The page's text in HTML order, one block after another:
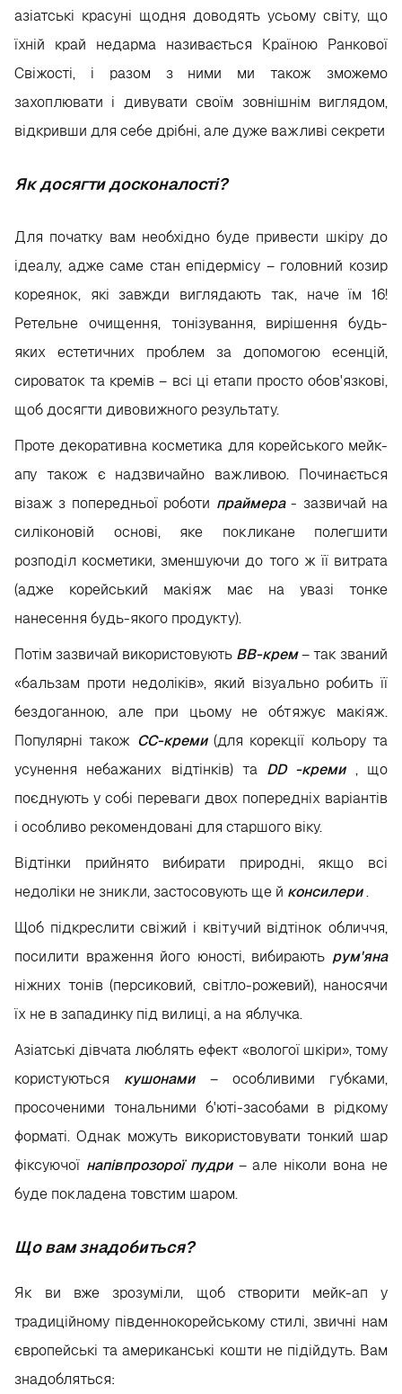
азіатські красуні щодня доводять усьому світу, що
їхній край недарма називається Країною Ранкової
Свіжості, і разом з ними ми також зможемо
захоплювати і дивувати своїм зовнішнім виглядом,
відкривши для себе дрібні, але дуже важливі секрети
Як досягти досконалості?
Для початку вам необхідно буде привести шкіру до
ідеалу, адже саме стан епідермісу – головний козир
кореянок, які завжди виглядають так, наче їм 16!
Ретельне очищення, тонізування, вирішення будь-
яких естетичних проблем за допомогою есенцій,
сироваток та кремів – всі ці етапи просто обов'язкові,
щоб досягти дивовижного результату.
Проте декоративна косметика для корейського мейк-
апу також є надзвичайно важливою. Починається
візаж з попередньої роботи праймера- зазвичай на
силіконовій основі, яке покликане полегшити
розподіл косметики, зменшуючи до того ж її витрата
(адже корейський макіяж має на увазі тонке
нанесення будь-якого продукту).
Потім зазвичай використовують ВВ-крем– так званий
«бальзам проти недоліків», який візуально робить її
бездоганною, але при цьому не обтяжує макіяж.
Популярні також СС-креми(для корекції кольору та
усунення небажаних відтінків) та DD -креми, що
поєднують у собі переваги двох попередніх варіантів
і особливо рекомендовані для старшого віку.
Відтінки прийнято вибирати природні, якщо всі
недоліки не зникли, застосовують ще й консилери.
Щоб підкреслити свіжий і квітучий відтінок обличчя,
посилити враження його юності, вибирають рум'яна
ніжних тонів (персиковий, світло-рожевий), наносячи
їх не в западинку під вилиці, а на яблучка.
Азіатські дівчата люблять ефект «вологої шкіри», тому
користуються кушонами– особливими губками,
просоченими тональними б'юті-засобами в рідкому
форматі. Однак можуть використовувати тонкий шар
фіксуючої напівпрозорої пудри– але ніколи вона не
буде покладена товстим шаром.
Що вам знадобиться?
Як ви вже зрозуміли, щоб створити мейк-ап у
традиційному південнокорейському стилі, звичні нам
європейські та американські кошти не підійдуть. Вам
знадобляться: